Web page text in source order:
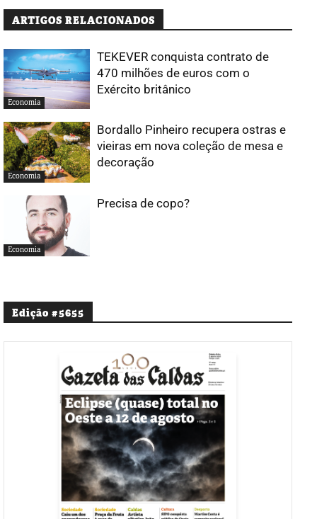
ARTIGOS RELACIONADOS
Economia
TEKEVER conquista contrato de
470 milhões de euros com o
Exército britânico
Economia
Bordallo Pinheiro recupera ostras e
vieiras em nova coleção de mesa e
decoração
Economia
Precisa de copo?
Edição #5655